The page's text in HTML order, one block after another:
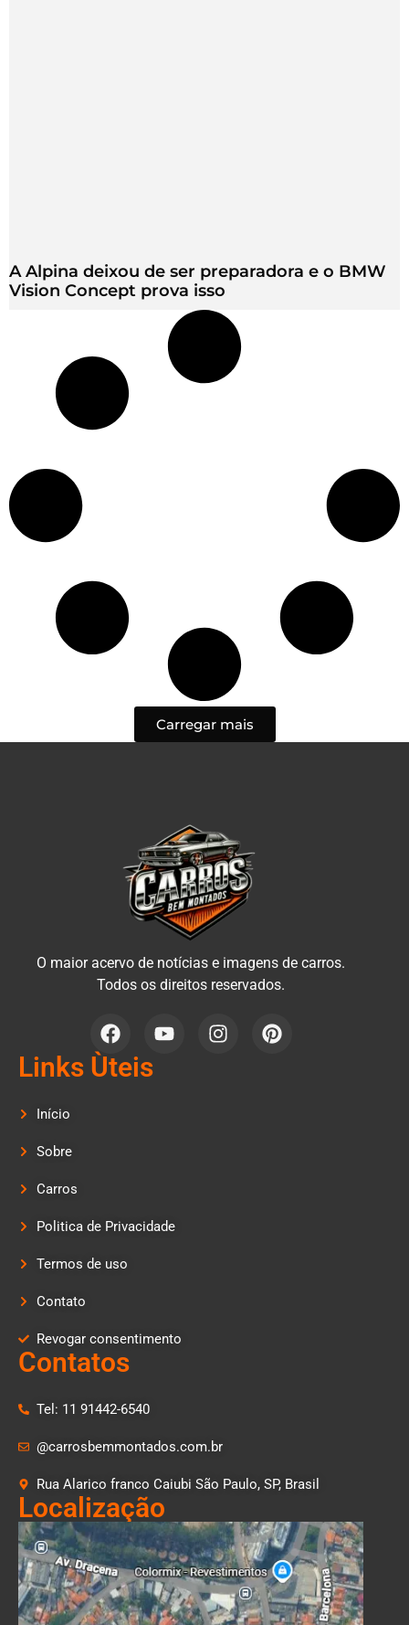
A Alpina deixou de ser preparadora e o BMW
Vision Concept prova isso
Carregar mais
O maior acervo de notícias e imagens de carros.
Todos os direitos reservados.
Links Ùteis
Início
Sobre
Carros
Politica de Privacidade
Termos de uso
Contato
Revogar consentimento
Contatos
Tel: 11 91442-6540
@carrosbemmontados.com.br
Rua Alarico franco Caiubi São Paulo, SP, Brasil
Localização